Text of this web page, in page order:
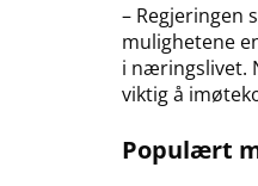
– Regjeringen
mulighetene
i næringslivet.
viktig å
Populært